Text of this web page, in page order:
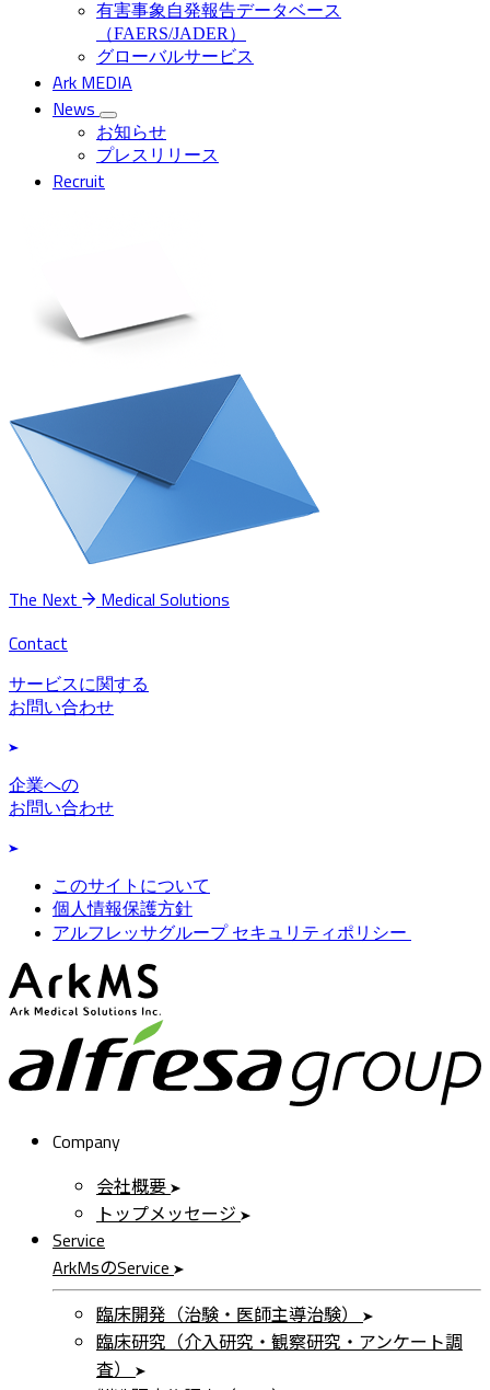
有害事象自発報告データベース
（FAERS/JADER）
グローバルサービス
Ark MEDIA
News
お知らせ
プレスリリース
Recruit
The Next
Medical Solutions
Contact
サービスに関する
お問い合わせ
企業への
お問い合わせ
このサイトについて
個人情報保護方針
アルフレッサグループ セキュリティポリシー
Company
会社概要
トップメッセージ
Service
ArkMsのService
臨床開発（治験・医師主導治験）
臨床研究（介入研究・観察研究・アンケート調
査）